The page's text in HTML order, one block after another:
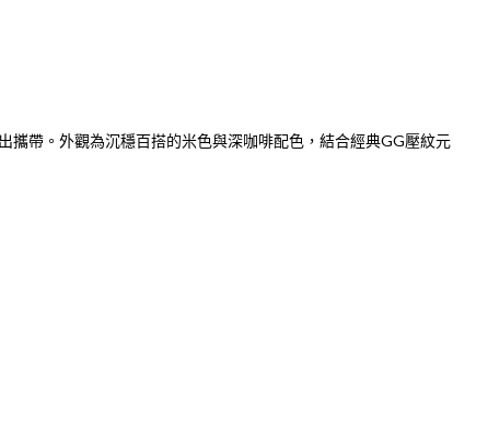
帶。外觀為沉穩百搭的米色與深咖啡配色，結合經典GG壓紋元